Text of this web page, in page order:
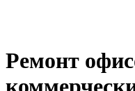
Ремонт